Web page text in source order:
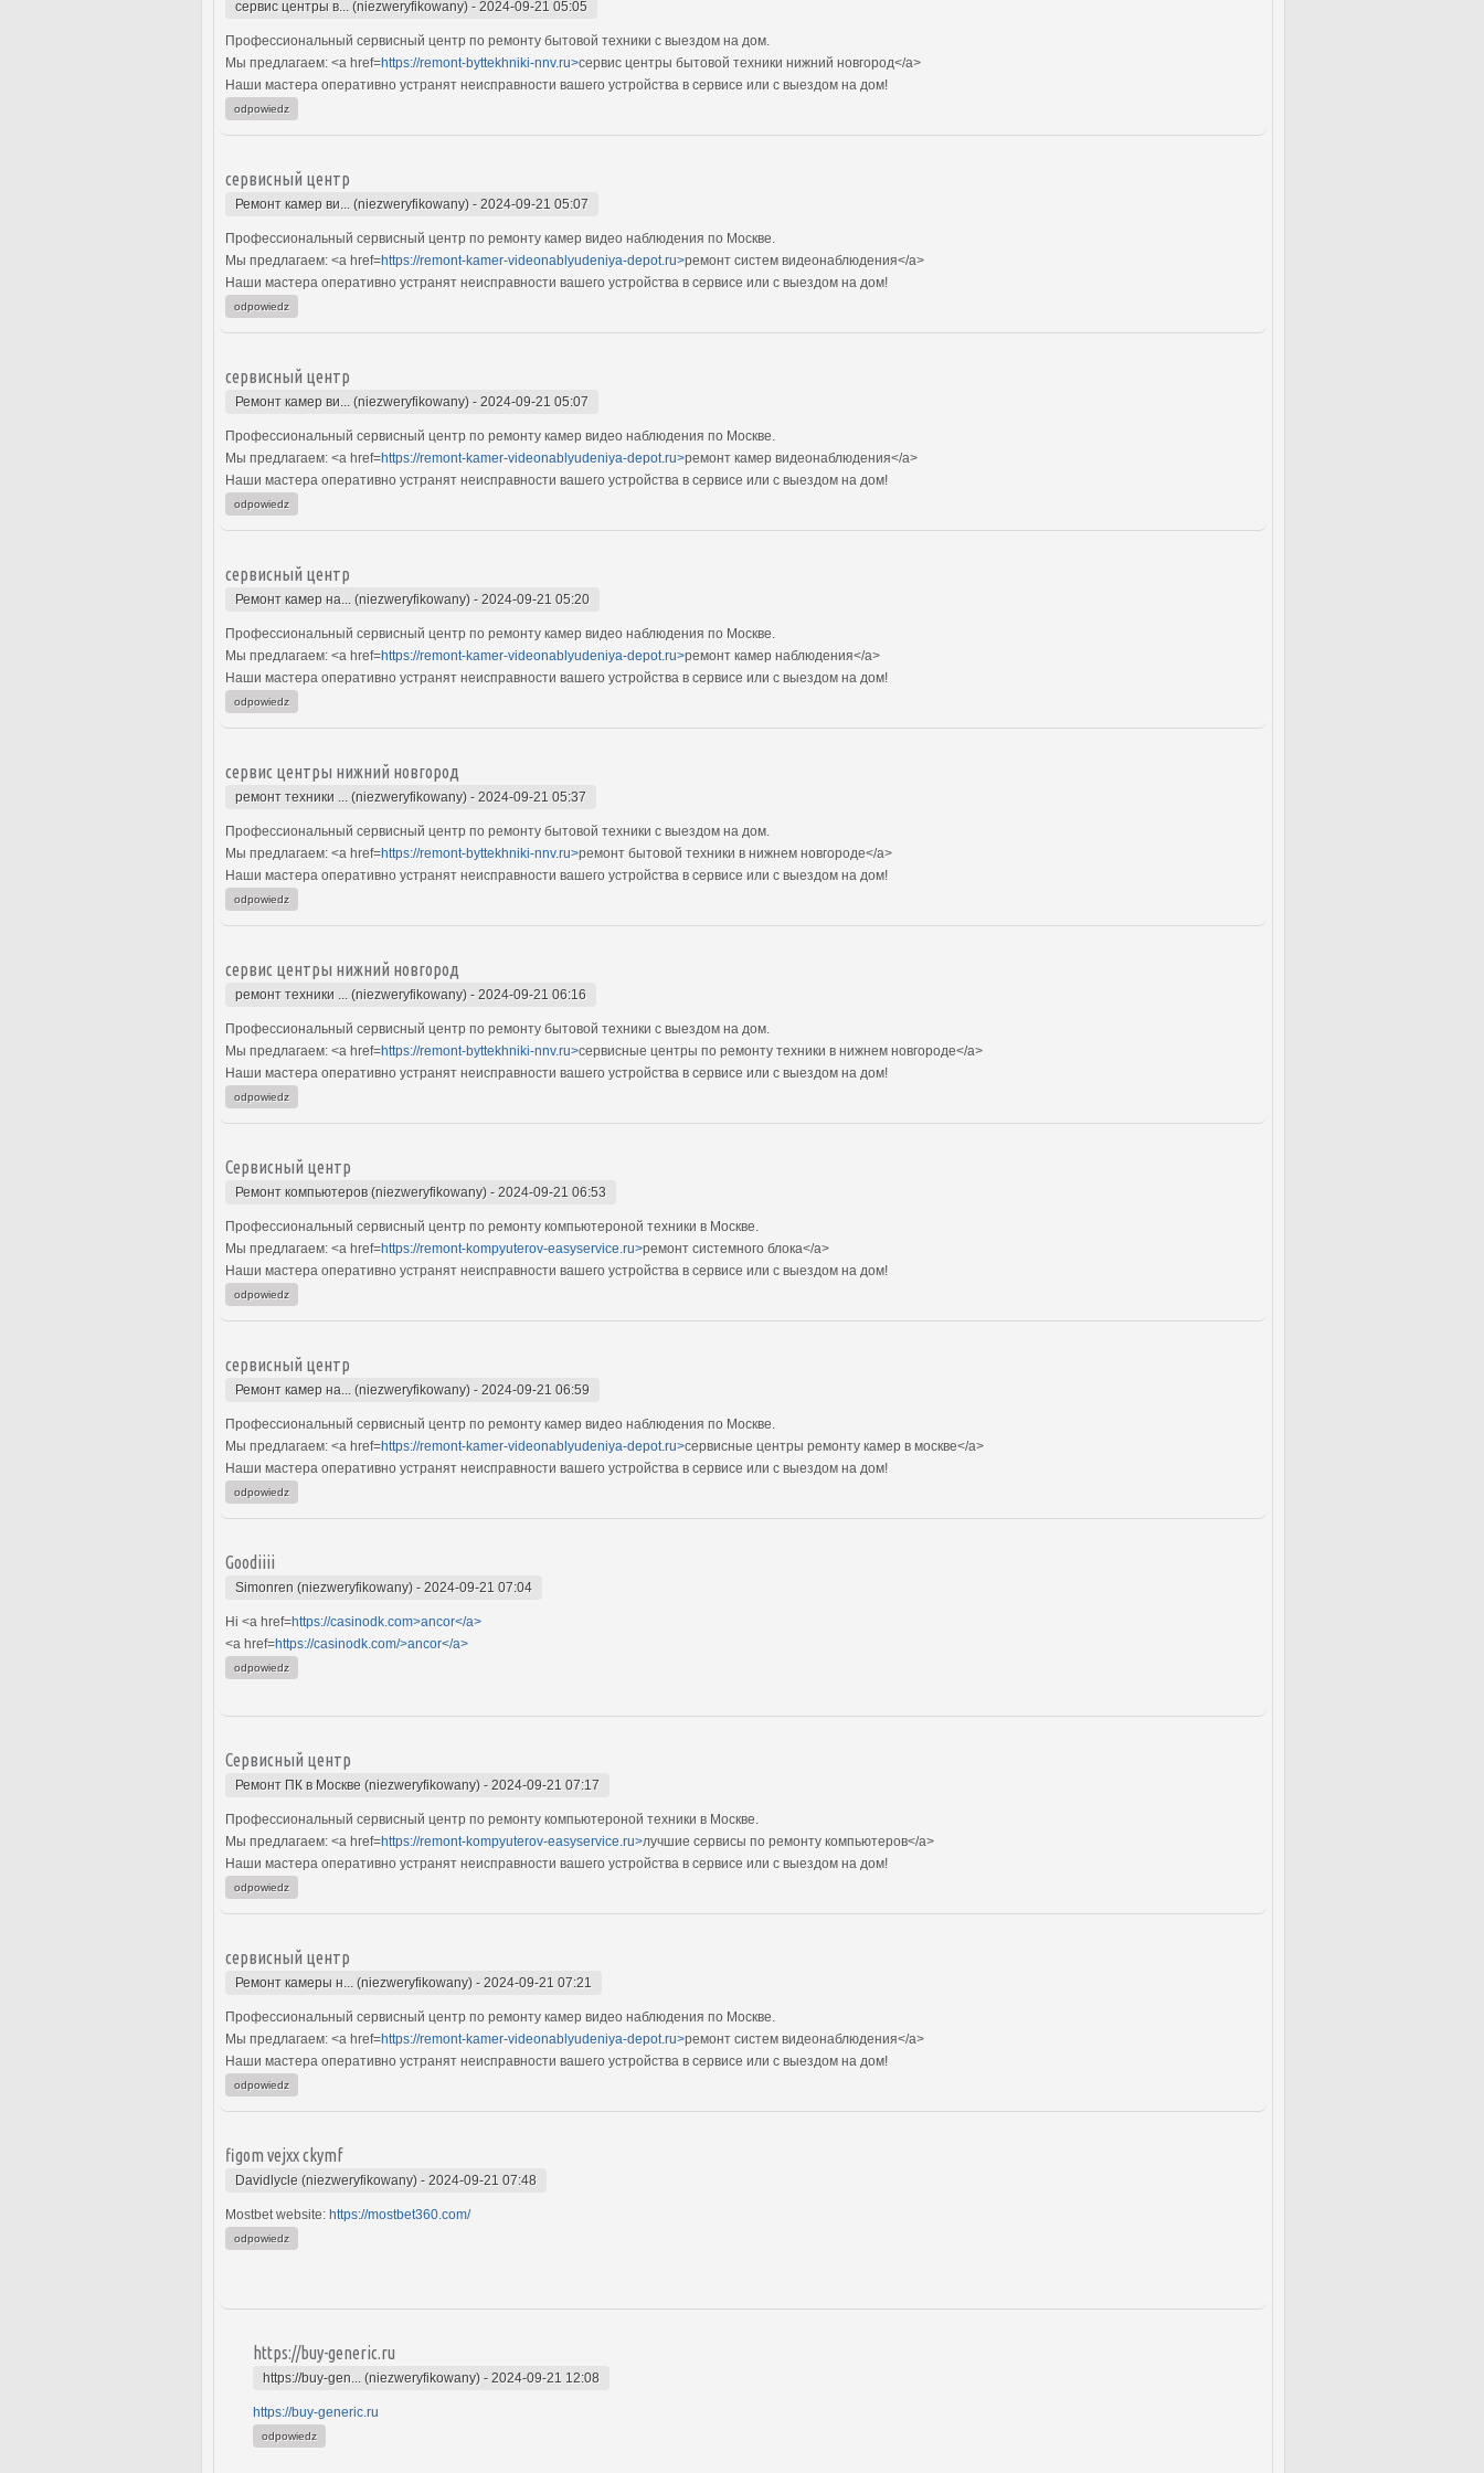
сервис центры в... (niezweryfikowany) - 2024-09-21 05:05
Профессиональный сервисный центр по ремонту бытовой техники с выездом на дом.
Мы предлагаем: <a href=https://remont-byttekhniki-nnv.ru>сервис центры бытовой техники нижний новгород</a>
Наши мастера оперативно устранят неисправности вашего устройства в сервисе или с выездом на дом!
odpowiedz
сервисный центр
Ремонт камер ви... (niezweryfikowany) - 2024-09-21 05:07
Профессиональный сервисный центр по ремонту камер видео наблюдения по Москве.
Мы предлагаем: <a href=https://remont-kamer-videonablyudeniya-depot.ru>ремонт систем видеонаблюдения</a>
Наши мастера оперативно устранят неисправности вашего устройства в сервисе или с выездом на дом!
odpowiedz
сервисный центр
Ремонт камер ви... (niezweryfikowany) - 2024-09-21 05:07
Профессиональный сервисный центр по ремонту камер видео наблюдения по Москве.
Мы предлагаем: <a href=https://remont-kamer-videonablyudeniya-depot.ru>ремонт камер видеонаблюдения</a>
Наши мастера оперативно устранят неисправности вашего устройства в сервисе или с выездом на дом!
odpowiedz
сервисный центр
Ремонт камер на... (niezweryfikowany) - 2024-09-21 05:20
Профессиональный сервисный центр по ремонту камер видео наблюдения по Москве.
Мы предлагаем: <a href=https://remont-kamer-videonablyudeniya-depot.ru>ремонт камер наблюдения</a>
Наши мастера оперативно устранят неисправности вашего устройства в сервисе или с выездом на дом!
odpowiedz
сервис центры нижний новгород
ремонт техники ... (niezweryfikowany) - 2024-09-21 05:37
Профессиональный сервисный центр по ремонту бытовой техники с выездом на дом.
Мы предлагаем: <a href=https://remont-byttekhniki-nnv.ru>ремонт бытовой техники в нижнем новгороде</a>
Наши мастера оперативно устранят неисправности вашего устройства в сервисе или с выездом на дом!
odpowiedz
сервис центры нижний новгород
ремонт техники ... (niezweryfikowany) - 2024-09-21 06:16
Профессиональный сервисный центр по ремонту бытовой техники с выездом на дом.
Мы предлагаем: <a href=https://remont-byttekhniki-nnv.ru>сервисные центры по ремонту техники в нижнем новгороде</a>
Наши мастера оперативно устранят неисправности вашего устройства в сервисе или с выездом на дом!
odpowiedz
Сервисный центр
Ремонт компьютеров (niezweryfikowany) - 2024-09-21 06:53
Профессиональный сервисный центр по ремонту компьютероной техники в Москве.
Мы предлагаем: <a href=https://remont-kompyuterov-easyservice.ru>ремонт системного блока</a>
Наши мастера оперативно устранят неисправности вашего устройства в сервисе или с выездом на дом!
odpowiedz
сервисный центр
Ремонт камер на... (niezweryfikowany) - 2024-09-21 06:59
Профессиональный сервисный центр по ремонту камер видео наблюдения по Москве.
Мы предлагаем: <a href=https://remont-kamer-videonablyudeniya-depot.ru>сервисные центры ремонту камер в москве</a>
Наши мастера оперативно устранят неисправности вашего устройства в сервисе или с выездом на дом!
odpowiedz
Goodiiii
Simonren (niezweryfikowany) - 2024-09-21 07:04
Hi <a href=https://casinodk.com>ancor</a>
<a href=https://casinodk.com/>ancor</a>
odpowiedz
Сервисный центр
Ремонт ПК в Москве (niezweryfikowany) - 2024-09-21 07:17
Профессиональный сервисный центр по ремонту компьютероной техники в Москве.
Мы предлагаем: <a href=https://remont-kompyuterov-easyservice.ru>лучшие сервисы по ремонту компьютеров</a>
Наши мастера оперативно устранят неисправности вашего устройства в сервисе или с выездом на дом!
odpowiedz
сервисный центр
Ремонт камеры н... (niezweryfikowany) - 2024-09-21 07:21
Профессиональный сервисный центр по ремонту камер видео наблюдения по Москве.
Мы предлагаем: <a href=https://remont-kamer-videonablyudeniya-depot.ru>ремонт систем видеонаблюдения</a>
Наши мастера оперативно устранят неисправности вашего устройства в сервисе или с выездом на дом!
odpowiedz
figom vejxx ckymf
Davidlycle (niezweryfikowany) - 2024-09-21 07:48
Mostbet website: https://mostbet360.com/
odpowiedz
https://buy-generic.ru
https://buy-gen... (niezweryfikowany) - 2024-09-21 12:08
https://buy-generic.ru
odpowiedz